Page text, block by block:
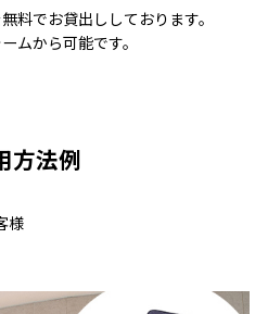
料でお貸出ししております。
ムから可能です。
方法例
様